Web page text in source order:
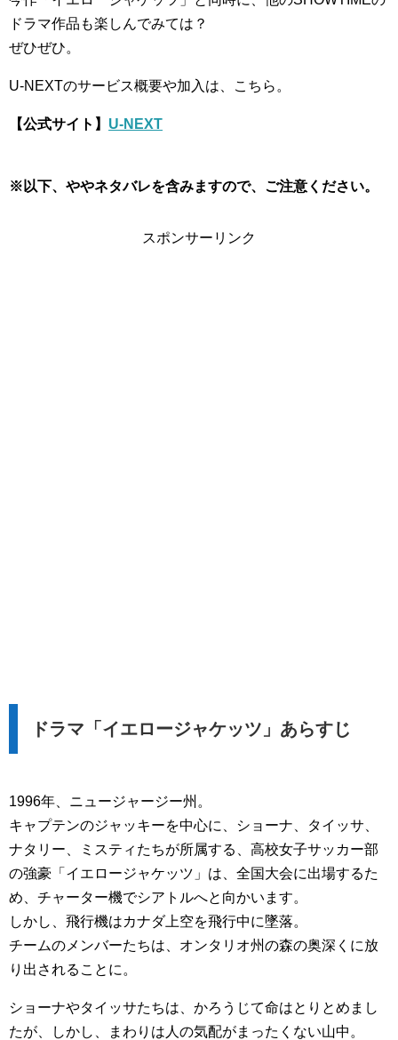
ドラマ作品も楽しんでみては？
ぜひぜひ。
U-NEXTのサービス概要や加入は、こちら。
【公式サイト】 U-NEXT
※以下、ややネタバレを含みますので、ご注意ください。
スポンサーリンク
ドラマ「イエロージャケッツ」あらすじ
1996年、ニュージャージー州。
キャプテンのジャッキーを中心に、ショーナ、タイッサ、
ナタリー、ミスティたちが所属する、高校女子サッカー部
の強豪「イエロージャケッツ」は、全国大会に出場するた
め、チャーター機でシアトルへと向かいます。
しかし、飛行機はカナダ上空を飛行中に墜落。
チームのメンバーたちは、オンタリオ州の森の奥深くに放
り出されることに。
ショーナやタイッサたちは、かろうじて命はとりとめまし
たが、しかし、まわりは人の気配がまったくない山中。